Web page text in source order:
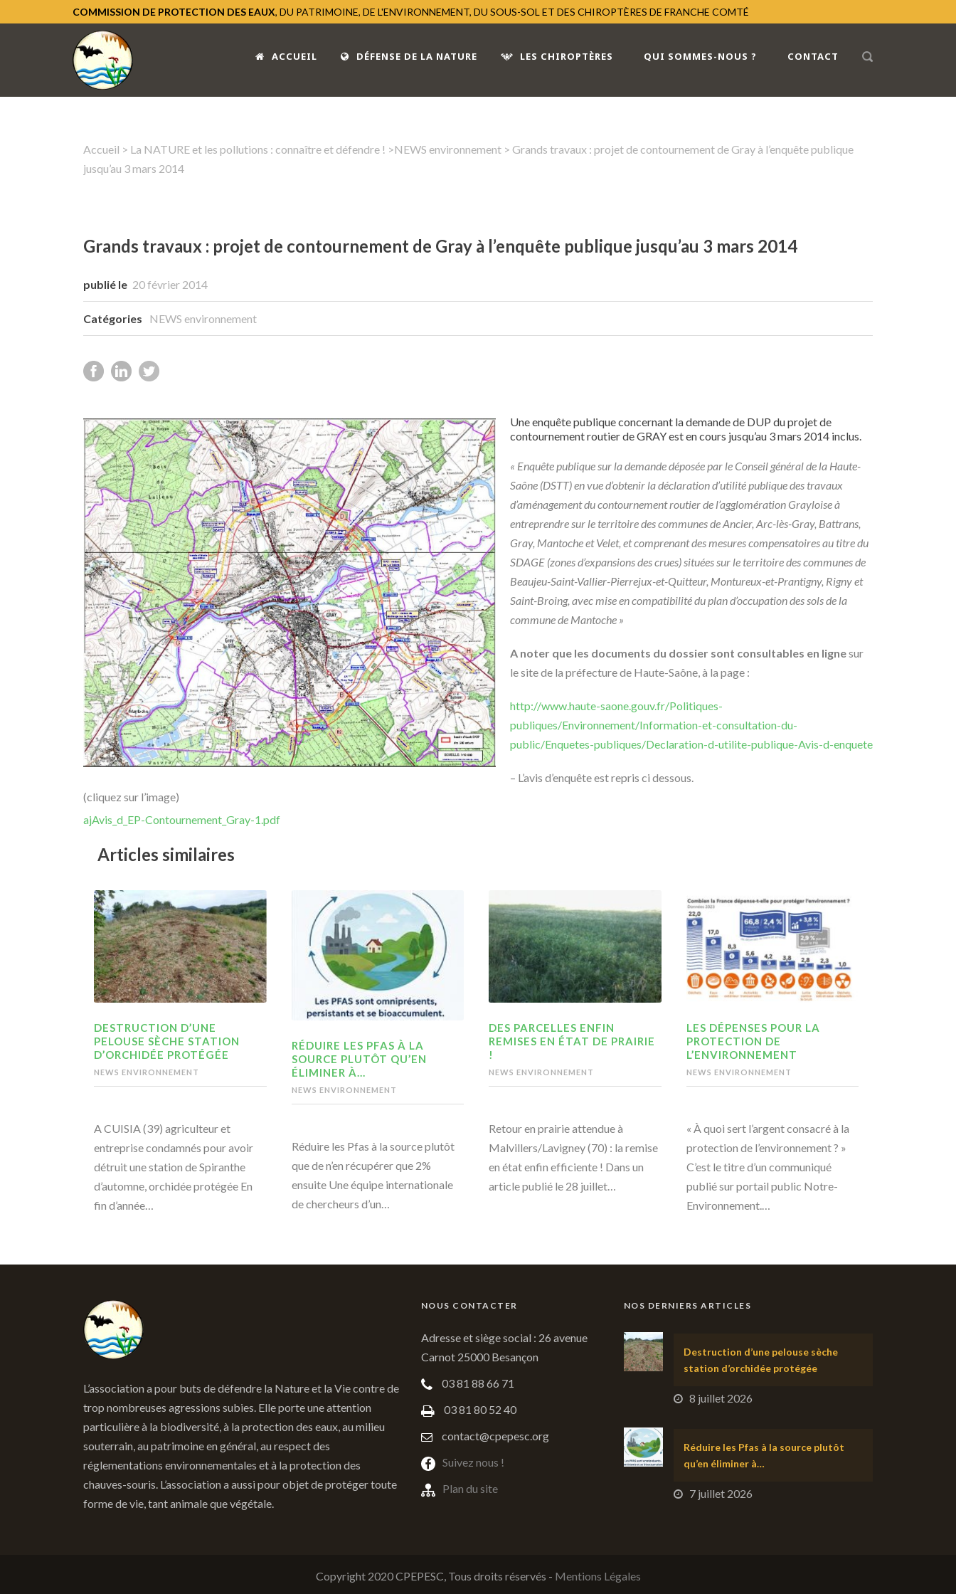
COMMISSION DE PROTECTION DES EAUX, DU PATRIMOINE, DE L'ENVIRONNEMENT, DU SOUS-SOL ET DES CHIROPTÈRES DE FRANCHE COMTÉ
ACCUEIL DÉFENSE DE LA NATURE LES CHIROPTÈRES QUI SOMMES-NOUS ? CONTACT
Accueil > La NATURE et les pollutions : connaître et défendre ! >NEWS environnement > Grands travaux : projet de contournement de Gray à l’enquête publique
jusqu’au 3 mars 2014
Grands travaux : projet de contournement de Gray à l’enquête publique jusqu’au 3 mars 2014
publié le 20 février 2014
Catégories NEWS environnement
Une enquête publique concernant la demande de DUP du projet de
contournement routier de GRAY est en cours jusqu’au 3 mars 2014 inclus.
« Enquête publique sur la demande déposée par le Conseil général de la Haute-
Saône (DSTT) en vue d’obtenir la déclaration d’utilité publique des travaux
d’aménagement du contournement routier de l’agglomération Grayloise à
entreprendre sur le territoire des communes de Ancier, Arc-lès-Gray, Battrans,
Gray, Mantoche et Velet, et comprenant des mesures compensatoires au titre du
SDAGE (zones d’expansions des crues) situées sur le territoire des communes de
Beaujeu-Saint-Vallier-Pierrejux-et-Quitteur, Montureux-et-Prantigny, Rigny et
Saint-Broing, avec mise en compatibilité du plan d’occupation des sols de la
commune de Mantoche »
A noter que les documents du dossier sont consultables en lignesur
le site de la préfecture de Haute-Saône, à la page :
http://www.haute-saone.gouv.fr/Politiques-
publiques/Environnement/Information-et-consultation-du-
public/Enquetes-publiques/Declaration-d-utilite-publique-Avis-d-enquete
– L’avis d’enquête est repris ci dessous.
(cliquez sur l’image)
ajAvis_d_EP-Contournement_Gray-1.pdf
Articles similaires
DESTRUCTION D’UNE
PELOUSE SÈCHE STATION
D’ORCHIDÉE PROTÉGÉE
NEWS ENVIRONNEMENT
A CUISIA (39) agriculteur et
entreprise condamnés pour avoir
détruit une station de Spiranthe
d’automne, orchidée protégée En
fin d’année…
RÉDUIRE LES PFAS À LA
SOURCE PLUTÔT QU’EN
ÉLIMINER À…
NEWS ENVIRONNEMENT
Réduire les Pfas à la source plutôt
que de n’en récupérer que 2%
ensuite Une équipe internationale
de chercheurs d’un…
DES PARCELLES ENFIN
REMISES EN ÉTAT DE PRAIRIE
!
NEWS ENVIRONNEMENT
Retour en prairie attendue à
Malvillers/Lavigney (70) : la remise
en état enfin efficiente ! Dans un
article publié le 28 juillet…
LES DÉPENSES POUR LA
PROTECTION DE
L’ENVIRONNEMENT
NEWS ENVIRONNEMENT
« À quoi sert l’argent consacré à la
protection de l’environnement ? »
C’est le titre d’un communiqué
publié sur portail public Notre-
Environnement.…
L’association a pour buts de défendre la Nature et la Vie contre de
trop nombreuses agressions subies. Elle porte une attention
particulière à la biodiversité, à la protection des eaux, au milieu
souterrain, au patrimoine en général, au respect des
réglementations environnementales et à la protection des
chauves-souris. L’association a aussi pour objet de protéger toute
forme de vie, tant animale que végétale.
NOUS CONTACTER
Adresse et siège social : 26 avenue
Carnot 25000 Besançon
03 81 88 66 71
03 81 80 52 40
contact@cpepesc.org
Suivez nous !
Plan du site
NOS DERNIERS ARTICLES
Destruction d’une pelouse sèche
station d’orchidée protégée
8 juillet 2026
Réduire les Pfas à la source plutôt
qu’en éliminer à…
7 juillet 2026
Copyright 2020 CPEPESC, Tous droits réservés - Mentions Légales